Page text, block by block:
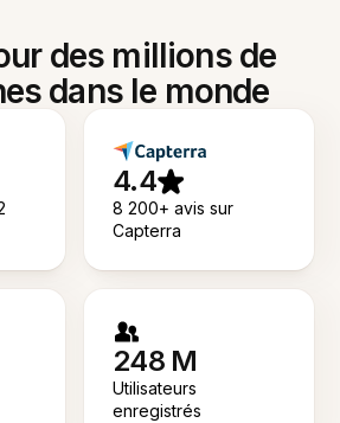
des millions de
dans le monde
4.4
8 200+ avis sur
Capterra
248 M
Utilisateurs
enregistrés